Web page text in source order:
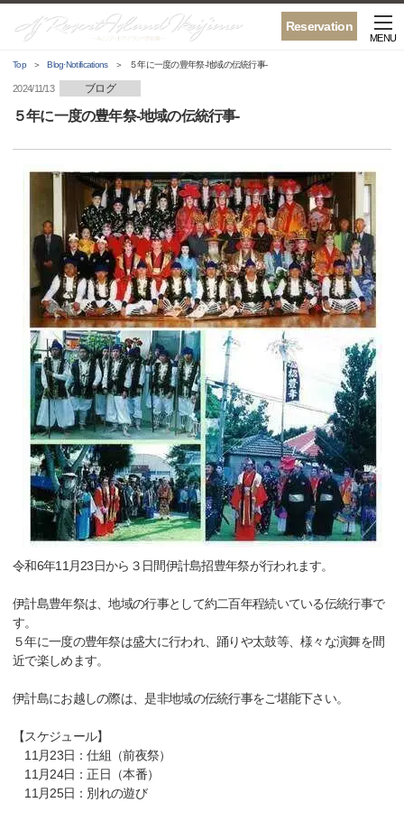
Reservation
MENU
Top Blog·Notifications ５年に一度の豊年祭-地域の伝統行事-
2024/11/13 ブログ
５年に一度の豊年祭-地域の伝統行事-
令和6年11月23日から３日間伊計島招豊年祭が行われます。
伊計島豊年祭は、地域の行事として約二百年程続いている伝統行事で
す。
５年に一度の豊年祭は盛大に行われ、踊りや太鼓等、様々な演舞を間
近で楽しめます。
伊計島にお越しの際は、是非地域の伝統行事をご堪能下さい。
【スケジュール】
11月23日：仕組（前夜祭）
11月24日：正日（本番）
11月25日：別れの遊び